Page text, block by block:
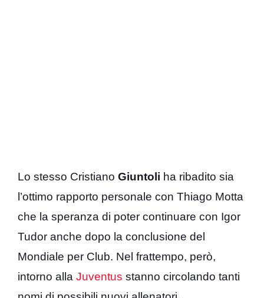
Lo stesso Cristiano Giuntoli ha ribadito sia
l’ottimo rapporto personale con Thiago Motta
che la speranza di poter continuare con Igor
Tudor anche dopo la conclusione del
Mondiale per Club. Nel frattempo, però,
intorno alla Juventus stanno circolando tanti